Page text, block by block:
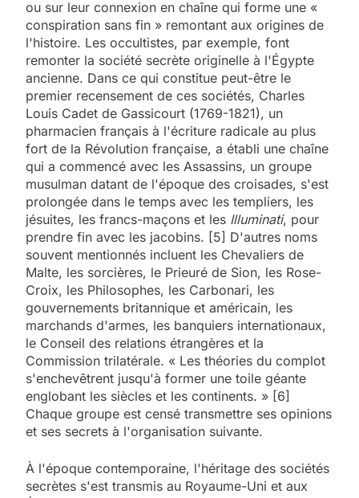
ou sur leur connexion en chaîne qui forme une «
conspiration sans fin » remontant aux origines de
l'histoire. Les occultistes, par exemple, font
remonter la société secrète originelle à l'Égypte
ancienne. Dans ce qui constitue peut-être le
premier recensement de ces sociétés, Charles
Louis Cadet de Gassicourt (1769-1821), un
pharmacien français à l'écriture radicale au plus
fort de la Révolution française, a établi une chaîne
qui a commencé avec les Assassins, un groupe
musulman datant de l'époque des croisades, s'est
prolongée dans le temps avec les templiers, les
jésuites, les francs-maçons et les Illuminati, pour
prendre fin avec les jacobins. [5] D'autres noms
souvent mentionnés incluent les Chevaliers de
Malte, les sorcières, le Prieuré de Sion, les Rose-
Croix, les Philosophes, les Carbonari, les
gouvernements britannique et américain, les
marchands d'armes, les banquiers internationaux,
le Conseil des relations étrangères et la
Commission trilatérale. « Les théories du complot
s'enchevêtrent jusqu'à former une toile géante
englobant les siècles et les continents. » [6]
Chaque groupe est censé transmettre ses opinions
et ses secrets à l'organisation suivante.
À l'époque contemporaine, l'héritage des sociétés
secrètes s'est transmis au Royaume-Uni et aux